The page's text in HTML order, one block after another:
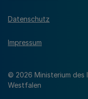
© 2026 Ministerium des
Westfalen
Datenschutz
Impressum